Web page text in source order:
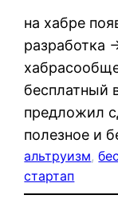
на хабре
разработка
бесплатный
предложил
полезное и
альтруизм,
стартап